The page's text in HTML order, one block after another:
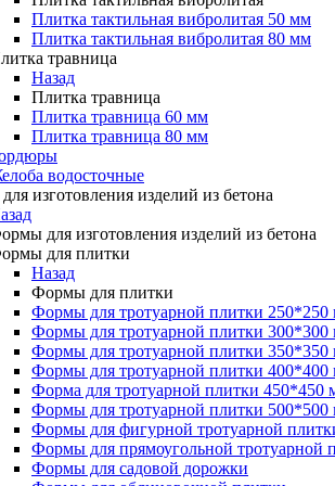
№1
№1.1
№2
№3
№4
№5
№6
свиноферм
ферм КРС
решетки
№1
№1.1
№2
№3
№4
№5
№6
свиноферм
Плитка тактильная вибролитая 50 мм
Плитка тактильная вибролитая 80 мм
травница
Назад
Плитка травница
Плитка травница 60 мм
Плитка травница 80 мм
водосточные
изготовления изделий из бетона
для изготовления изделий из бетона
для плитки
Назад
Формы для плитки
Формы для тротуарной плитки 250*250
Формы для тротуарной плитки 300*300
Формы для тротуарной плитки 350*350
Формы для тротуарной плитки 400*400
Форма для тротуарной плитки 450*450
Формы для тротуарной плитки 500*500
Формы для фигурной тротуарной
Формы для прямоугольной тротуарной
Формы для садовой дорожки